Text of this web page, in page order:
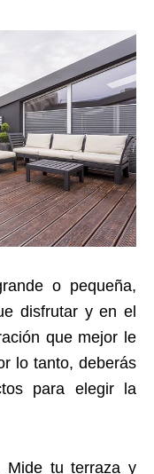
o pequeña,
disfrutar y en el
que mejor le
lo tanto, deberás
para elegir la
tu terraza y